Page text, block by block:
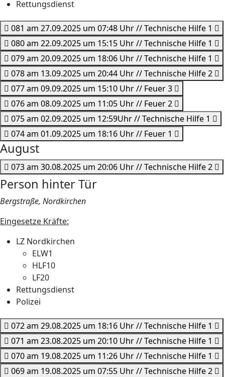
Rettungsdienst
081 am 27.09.2025 um 07:48 Uhr // Technische Hilfe 1
080 am 22.09.2025 um 15:15 Uhr // Technische Hilfe 1
079 am 20.09.2025 um 18:06 Uhr // Technische Hilfe 1
078 am 13.09.2025 um 20:44 Uhr // Technische Hilfe 2
077 am 09.09.2025 um 15:10 Uhr // Feuer 3
076 am 08.09.2025 um 11:05 Uhr // Feuer 2
075 am 02.09.2025 um 12:59Uhr // Technische Hilfe 1
074 am 01.09.2025 um 18:16 Uhr // Feuer 1
August
073 am 30.08.2025 um 20:06 Uhr // Technische Hilfe 2
Person hinter Tür
Bergstraße, Nordkirchen
Eingesetze Kräfte:
LZ Nordkirchen
ELW1
HLF10
LF20
Rettungsdienst
Polizei
072 am 29.08.2025 um 18:16 Uhr // Technische Hilfe 1
071 am 23.08.2025 um 20:10 Uhr // Technische Hilfe 1
070 am 19.08.2025 um 11:26 Uhr // Technische Hilfe 1
069 am 19.08.2025 um 07:55 Uhr // Technische Hilfe 2